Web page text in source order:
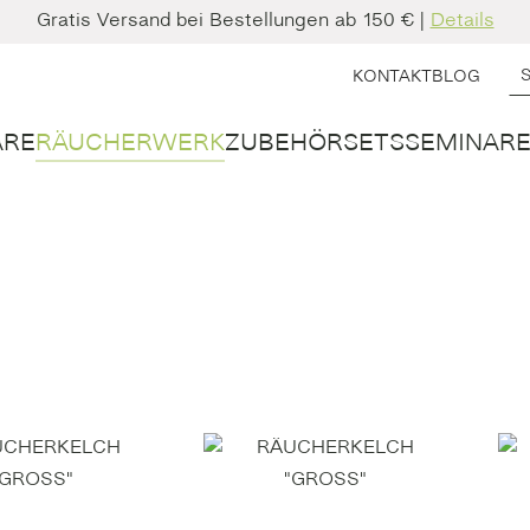
Gratis Versand bei Bestellungen ab 150 € | Details
BLOG
KONTAKT
RÄUCHERWERKZUBEHÖRSETS